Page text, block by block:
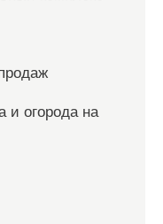
и огорода на